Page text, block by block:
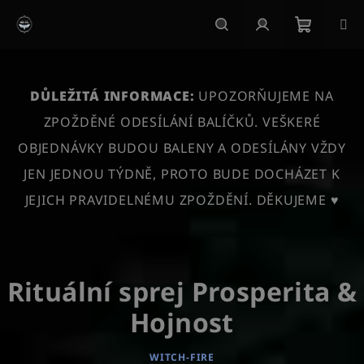
košík
DŮLEŽITÁ INFORMACE: UPOZORŇUJEME NA
ZPOŽDĚNÉ ODESÍLÁNÍ BALÍČKŮ. VEŠKERÉ
OBJEDNÁVKY BUDOU BALENY A ODESÍLÁNY VŽDY
JEN JEDNOU TÝDNĚ, PROTO BUDE DOCHÁZET K
JEJICH PRAVIDELNÉMU ZPOŽDĚNÍ. DĚKUJEME ♥
Rituální sprej Prosperita &
Hojnost
WITCH-FIRE